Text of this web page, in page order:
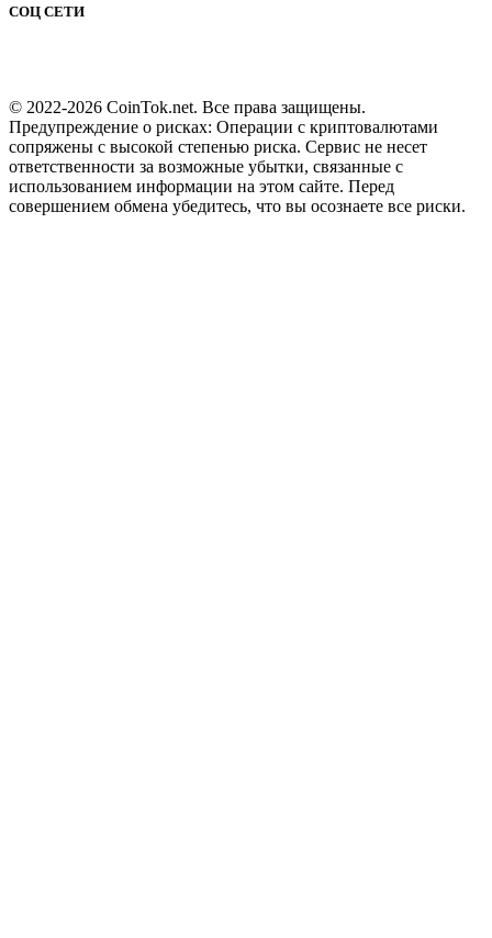
СОЦ СЕТИ
© 2022-2026 CoinTok.net. Все права защищены.
Предупреждение о рисках: Операции с криптовалютами
сопряжены с высокой степенью риска. Сервис не несет
ответственности за возможные убытки, связанные с
использованием информации на этом сайте. Перед
совершением обмена убедитесь, что вы осознаете все риски.